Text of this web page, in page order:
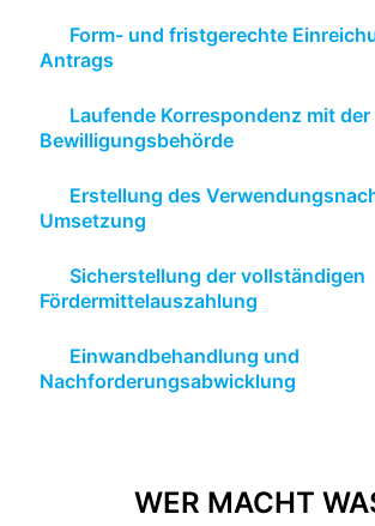
Form- und fristgerechte
Antrags
Laufende Korrespondenz mit der
Bewilligungsbehörde
Erstellung des
Umsetzung
Sicherstellung der vollständigen
Fördermittelauszahlung
Einwandbehandlung und
Nachforderungsabwicklung
WER MACHT